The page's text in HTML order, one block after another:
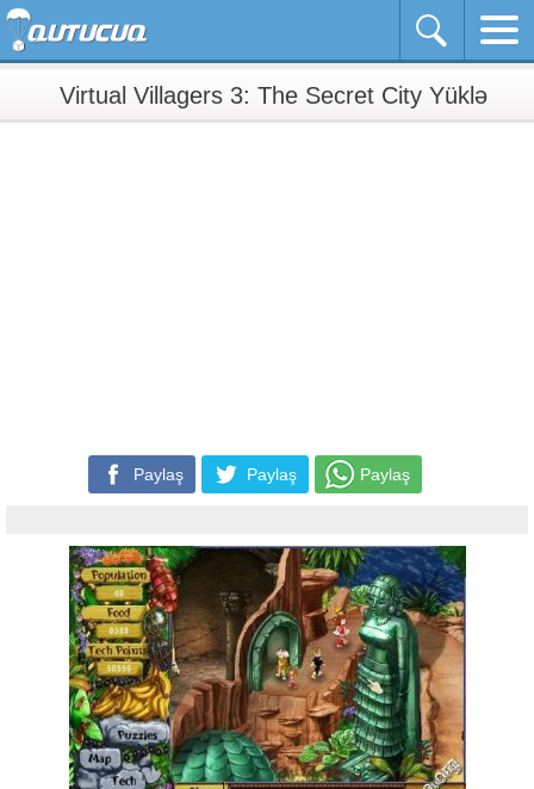
Virtual Villagers 3: The Secret City Yüklə
Paylaş Paylaş Paylaş